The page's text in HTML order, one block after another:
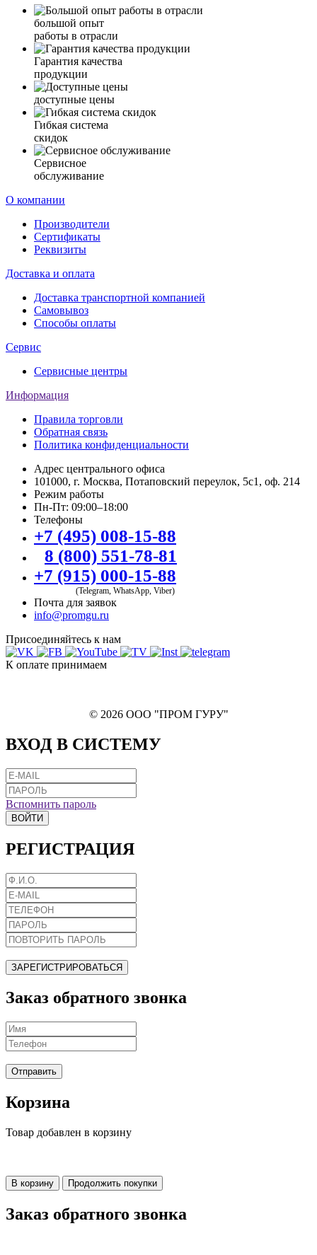
большой опыт
работы в отрасли
Гарантия качества
продукции
доступные цены
Гибкая система
скидок
Сервисное
обслуживание
О компании
Производители
Сертификаты
Реквизиты
Доставка и оплата
Доставка транспортной компанией
Самовывоз
Способы оплаты
Сервис
Сервисные центры
Информация
Правила торговли
Обратная связь
Политика конфиденциальности
Адрес центрального офиса
101000, г. Москва, Потаповский переулок, 5с1, оф. 214
Режим работы
Пн-Пт: 09:00–18:00
Телефоны
+7 (495) 008-15-88
8 (800) 551-78-81
+7 (915) 000-15-88
(Telegram, WhatsApp, Viber)
Почта для заявок
info@promgu.ru
Присоединяйтесь к нам
К оплате принимаем
© 2026 ООО "ПРОМ ГУРУ"
ВХОД В СИСТЕМУ
Вспомнить пароль
ВОЙТИ
РЕГИСТРАЦИЯ
ЗАРЕГИСТРИРОВАТЬСЯ
Заказ обратного звонка
Отправить
Корзина
Товар добавлен в корзину
В корзину Продолжить покупки
Заказ обратного звонка